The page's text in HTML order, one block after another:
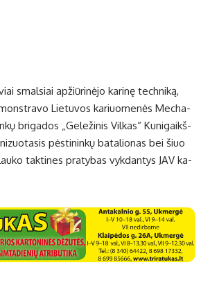
smal­siai ap­žiū­ri­nė­jo ka­ri­nę tech­ni­ką,
Lie­tu­vos ka­riuo­me­nės Me­cha­
bri­ga­dos „Ge­le­ži­nis Vil­kas“ Ku­ni­gaikš­
pės­ti­nin­kų ba­ta­lio­nas bei šiuo
tak­ti­nes pra­ty­bas vyk­dan­tys JAV ka­